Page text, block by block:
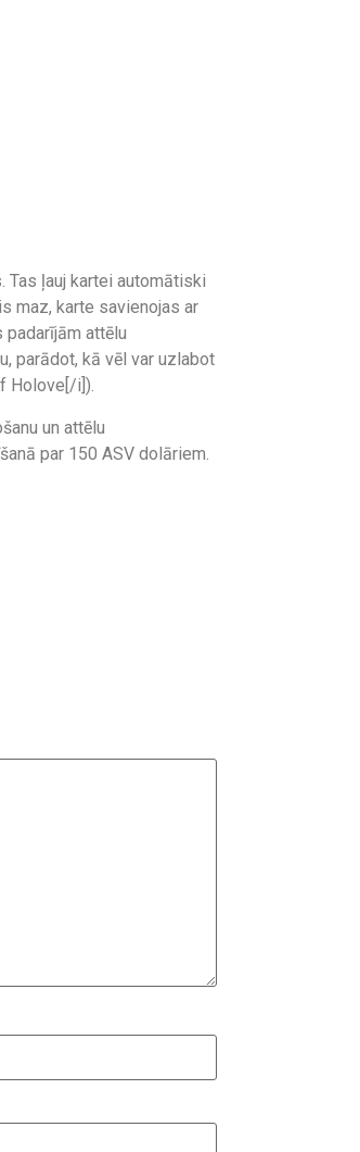
Tas ļauj kartei automātiski
maz, karte savienojas ar
padarījām attēlu
parādot, kā vēl var uzlabot
Holove[/i]).
un attēlu
par 150 ASV dolāriem.